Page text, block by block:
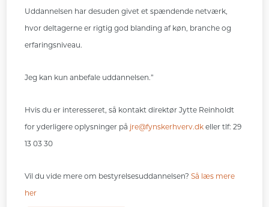
Uddannelsen har desuden givet et spændende netværk,
hvor deltagerne er rigtig god blanding af køn, branche og
erfaringsniveau.
Jeg kan kun anbefale uddannelsen.”
Hvis du er interesseret, så kontakt direktør Jytte Reinholdt
for yderligere oplysninger på jre@fynskerhverv.dkeller tlf: 29
13 03 30
Vil du vide mere om bestyrelsesuddannelsen? Så læs mere
her